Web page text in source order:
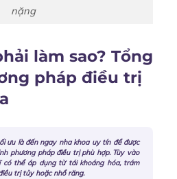
nặng
làm sao? Tổng
pháp điều trị
ưu là đến ngay nha khoa uy tín để được
phương pháp điều trị phù hợp. Tùy vào
có thể áp dụng từ tái khoáng hóa, trám
trị tủy hoặc nhổ răng.